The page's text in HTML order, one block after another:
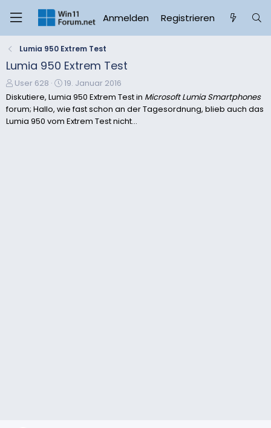
Anmelden Registrieren
Lumia 950 Extrem Test
Lumia 950 Extrem Test
E
r
s
t
User 628
E
r
s
t
19. Januar 2016
Diskutiere, Lumia 950 Extrem Test in Microsoft Lumia Smartphones
forum; Hallo, wie fast schon an der Tagesordnung, blieb auch das
Lumia 950 vom Extrem Test nicht...